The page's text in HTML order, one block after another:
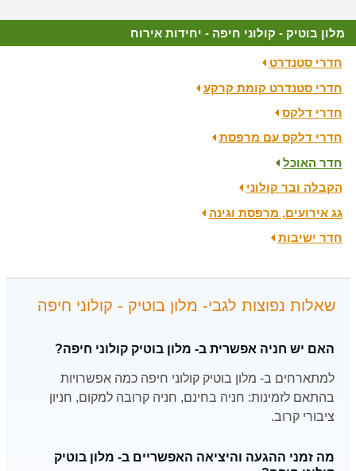
מלון בוטיק - קולוני חיפה - יחידות אירוח
חדרי סטנדרט
חדרי סטנדרט קומת קרקע
חדרי דלקס
חדרי דלקס עם מרפסת
חדר האוכל
הקבלה ובר קולוני
גג אירועים, מרפסת וגינה
חדר ישיבות
שאלות נפוצות לגבי- מלון בוטיק - קולוני חיפה
האם יש חניה אפשרית ב- מלון בוטיק קולוני חיפה?
למתארחים ב- מלון בוטיק קולוני חיפה כמה אפשרויות
בהתאם לזמינות: חניה בחינם, חניה קרובה למקום, חניון
ציבורי קרוב.
מה זמני ההגעה והיציאה האפשריים ב- מלון בוטיק